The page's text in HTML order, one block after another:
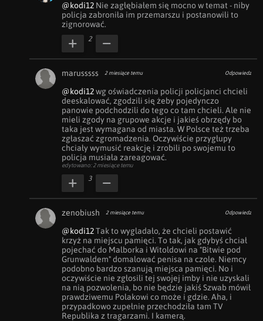
@kodi12 Nie zagłębiałem się mocno w temat - niby
policja zabroniła im przemarszu i postanowili to
zignorować.
2
marusssss 2 miesiące temu Odpowiedz
@kodi12 wg oświadczenia policji policjanci chcieli
deeskalować, zgodzili się żeby pojedynczo
panowie podchodzili do tego co tam chcieli. Ale nie
mieli zgody na grupowe akcje i jakieś obrzędy bo
taka jest wymagana od miasta. W Polsce też trzeba
zgłaszać zgromadzenia. Oczywiście przygłupy
chciały wymusić reakcję i zrobili po swojemu to
policja musiała zareagować.
edytowano: 2 miesiące temu
3
zenobiush 2 miesiące temu Odpowiedz
@kodi12 Tak to wygladało, że chcieli postawić
krzyż na miejscu pamięci. To tak, jak gdybyś chciał
pojechać do Malborka i Witoldowi na "Bitwie pod
Grunwaldem" domalować penisa na czole. Niemcy
podobno bardzo szanują miejsca pamięci. No i
oczywiście nie zgłosili tej swojej imby i nie uzyskali
na nią pozwolenia, bo nie będzie jakiś Szwab mówił
prawdziwemu Polakowi co może i gdzie. Aha, i
przypadkowo zupełnie przechodziła tam TV
Republika z tragarzami. I kamerą.